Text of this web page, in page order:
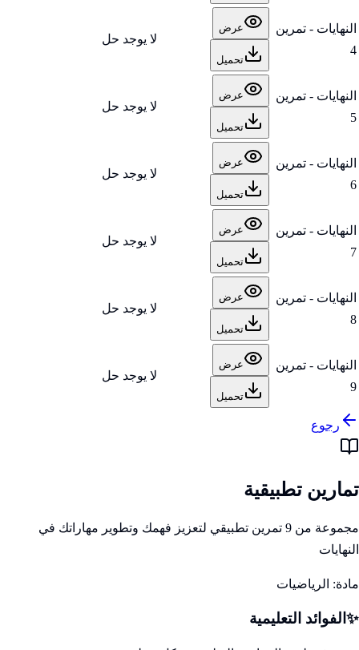
النهايات - تمرين
4
عرض
تحميل
لا يوجد حل
النهايات - تمرين
5
عرض
تحميل
لا يوجد حل
النهايات - تمرين
6
عرض
تحميل
لا يوجد حل
النهايات - تمرين
7
عرض
تحميل
لا يوجد حل
النهايات - تمرين
8
عرض
تحميل
لا يوجد حل
النهايات - تمرين
9
عرض
تحميل
لا يوجد حل
رجوع
تمارين تطبيقية
مجموعة من 9 تمرين تطبيقي لتعزيز فهمك وتطوير مهاراتك في
النهايات
مادة: الرياضيات
✨ الفوائد التعليمية